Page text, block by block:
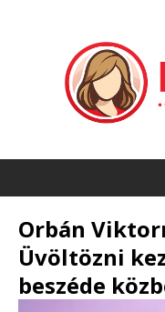
Orbán
Üvöltözni
beszéde